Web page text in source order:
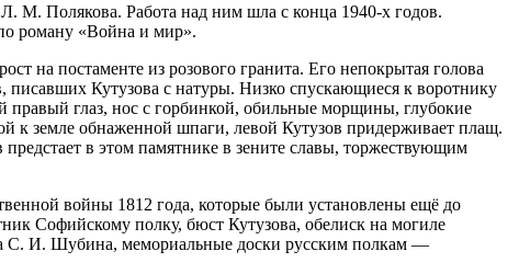
М. Полякова. Работа над ним шла с конца 1940-х годов.
роману «Война и мир».
на постаменте из розового гранита. Его непокрытая голова
писавших Кутузова с натуры. Низко спускающиеся к воротнику
глаз, нос с горбинкой, обильные морщины, глубокие
к земле обнаженной шпаги, левой Кутузов придерживает плащ.
в этом памятнике в зените славы, торжествующим
войны 1812 года, которые были установлены ещё до
Софийскому полку, бюст Кутузова, обелиск на могиле
С. И. Шубина, мемориальные доски русским полкам —